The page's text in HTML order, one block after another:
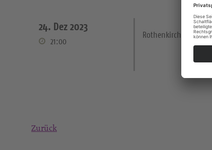
24. Dez 2023
21:00
Rothenkirchen Kirche
Zurück